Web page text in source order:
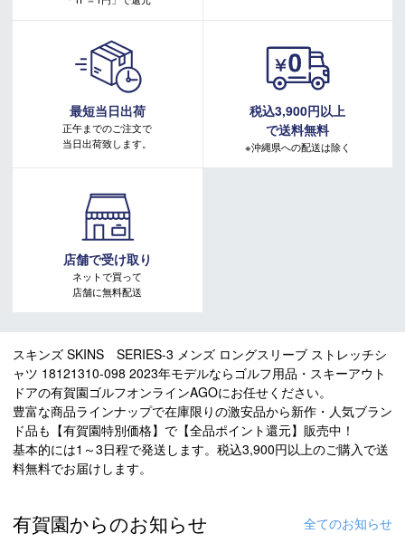
最短当日出荷
正午までのご注文で
当日出荷致します。
税込3,900円以上
で送料無料
※沖縄県への配送は除く
店舗で受け取り
ネットで買って
店舗に無料配送
スキンズ SKINS SERIES-3 メンズ ロングスリーブ ストレッチシ
ャツ 18121310-098 2023年モデルならゴルフ用品・スキーアウト
ドアの有賀園ゴルフオンラインAGOにお任せください。
豊富な商品ラインナップで在庫限りの激安品から新作・人気ブラン
ド品も【有賀園特別価格】で【全品ポイント還元】販売中！
基本的には1～3日程で発送します。税込3,900円以上のご購入で送
料無料でお届けします。
有賀園からのお知らせ 全てのお知らせ